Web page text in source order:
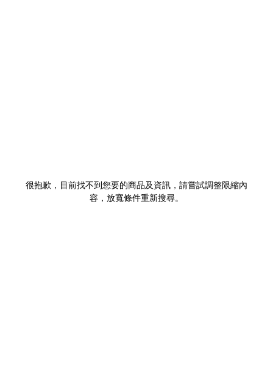
很抱歉，目前找不到您要的商品及資訊，請嘗試調整限縮內
容，放寬條件重新搜尋。